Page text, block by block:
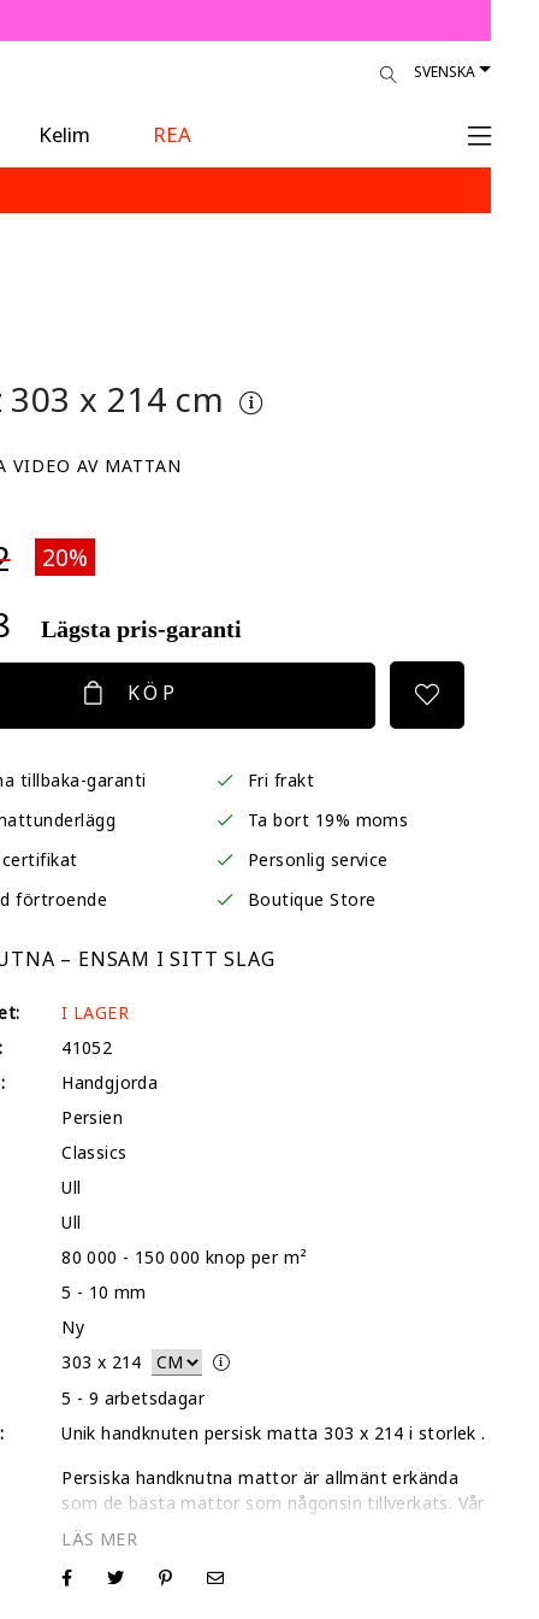
SVENSKA
Kelim
REA
303 x 214 cm
VIDEO AV MATTAN
20%
Lägsta pris-garanti
KÖP
tillbaka-garanti
Fri frakt
Ta bort 19% moms
Personlig service
förtroende
Boutique Store
– ENSAM I SITT SLAG
I LAGER
41052
Handgjorda
Persien
Classics
Ull
Ull
80 000 - 150 000 knop per m²
5 - 10 mm
Ny
303 x 214
5 - 9 arbetsdagar
Unik handknuten persisk matta 303 x 214 i storlek .
Persiska handknutna mattor är allmänt erkända
som de bästa mattor som någonsin tillverkats. Vår
kollektion av individuellt utvalda mattor är
kontrollerade var för sig och genomgår en grundlig
djuprengöring och torkning.